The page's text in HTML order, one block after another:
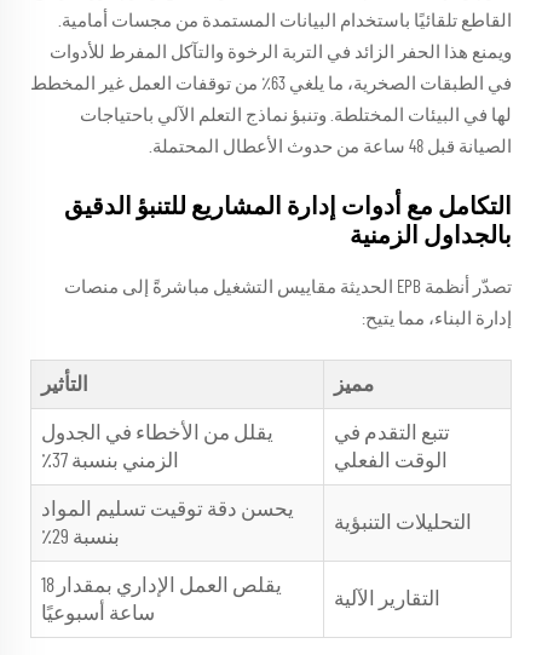
القاطع تلقائيًا باستخدام البيانات المستمدة من مجسات أمامية.
ويمنع هذا الحفر الزائد في التربة الرخوة والتآكل المفرط للأدوات
في الطبقات الصخرية، ما يلغي 63٪ من توقفات العمل غير المخطط
لها في البيئات المختلطة. وتنبؤ نماذج التعلم الآلي باحتياجات
الصيانة قبل 48 ساعة من حدوث الأعطال المحتملة.
التكامل مع أدوات إدارة المشاريع للتنبؤ الدقيق
بالجداول الزمنية
تصدّر أنظمة EPB الحديثة مقاييس التشغيل مباشرةً إلى منصات
إدارة البناء، مما يتيح:
مميز التأثير
تتبع التقدم في
الوقت الفعلي
يقلل من الأخطاء في الجدول
الزمني بنسبة 37٪
التحليلات التنبؤية
يحسن دقة توقيت تسليم المواد
بنسبة 29٪
التقارير الآلية
يقلص العمل الإداري بمقدار 18
ساعة أسبوعيًا